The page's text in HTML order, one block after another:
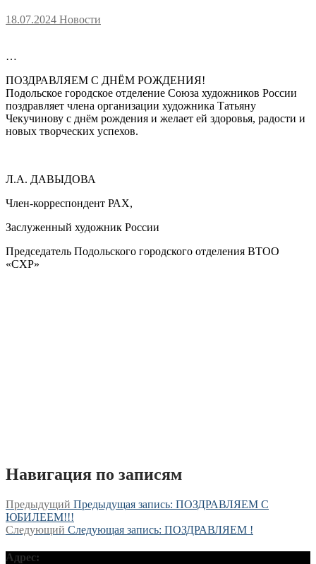
18.07.2024 Новости
…
ПОЗДРАВЛЯЕМ С ДНЁМ РОЖДЕНИЯ!
Подольское городское отделение Союза художников России
поздравляет члена организации художника Татьяну
Чекучинову с днём рождения и желает ей здоровья, радости и
новых творческих успехов.
Л.А. ДАВЫДОВА
Член-корреспондент РАХ,
Заслуженный художник России
Председатель Подольского городского отделения ВТОО
«СХР»
Навигация по записям
Предыдущий Предыдущая запись: ПОЗДРАВЛЯЕМ С
ЮБИЛЕЕМ!!!
Следующий Следующая запись: ПОЗДРАВЛЯЕМ !
Адрес: